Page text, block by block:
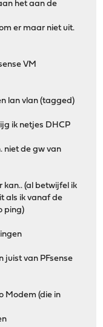
het aan de
er maar niet uit.
VM
lan vlan (tagged)
ik netjes DHCP
niet de gw van
kan.. (al betwijfel ik
als ik vanaf de
ping)
juist van PFsense
Modem (die in